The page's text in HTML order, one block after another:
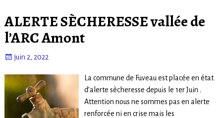
ALERTE SÈCHERESSE vallée de
l’ARC Amont
juin 2, 2022
La commune de Fuveau est placée en état
d’alerte sècheresse depuis le 1er Juin .
Attention nous ne sommes pas en alerte
renforcée ni en crise mais les